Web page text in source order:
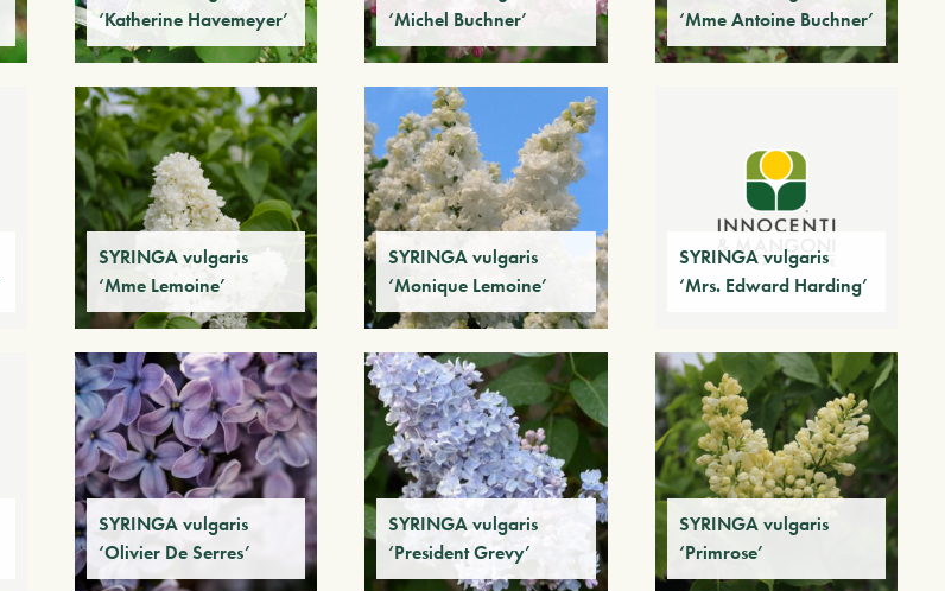
‘Katherine Havemeyer’
‘Michel Buchner’
‘Mme Antoine Buchner’
SYRINGA vulgaris
‘Mme Lemoine’
SYRINGA vulgaris
‘Monique Lemoine’
SYRINGA vulgaris
‘Mrs. Edward Harding’
SYRINGA vulgaris
‘Olivier De Serres’
SYRINGA vulgaris
‘President Grevy’
SYRINGA vulgaris
‘Primrose’